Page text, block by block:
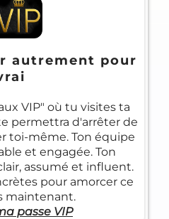
autrement pour
VIP" où tu visites ta
permettra d'arrêter de
toi-même. Ton équipe
et engagée. Ton
assumé et influent.
pour amorcer ce
maintenant.
passe VIP